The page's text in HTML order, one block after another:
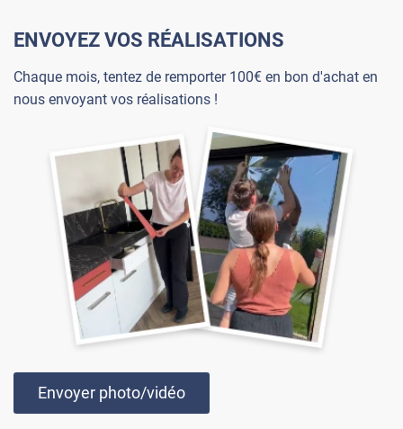
ENVOYEZ VOS RÉALISATIONS
Chaque mois, tentez de remporter 100€ en bon d'achat en
nous envoyant vos réalisations !
Envoyer photo/vidéo